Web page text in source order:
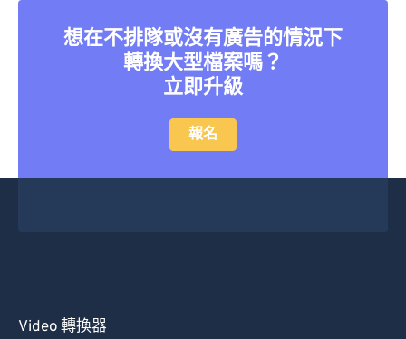
想在不排隊或沒有廣告的情況下
轉換大型檔案嗎？
立即升級
報名
Video 轉換器